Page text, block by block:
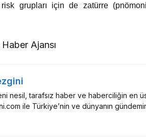
grupları için de zatürre
Ajansı
nesil, tarafsız haber ve haberciliğin en
ile Türkiye’nin ve dünyanın